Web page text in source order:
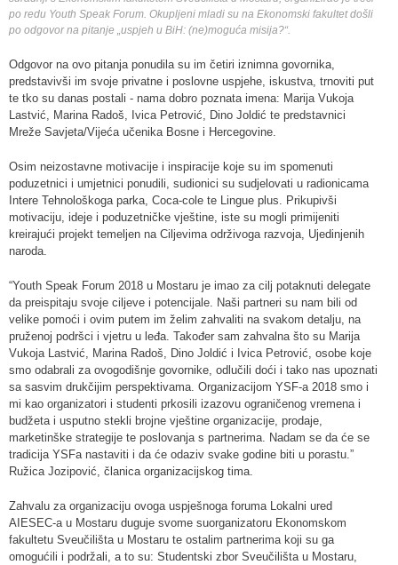
po redu Youth Speak Forum. Okupljeni mladi su na Ekonomski fakultet došli
po odgovor na pitanje „uspjeh u BiH: (ne)moguća misija?“.
Odgovor na ovo pitanja ponudila su im četiri iznimna govornika,
predstavivši im svoje privatne i poslovne uspjehe, iskustva, trnoviti put
te tko su danas postali - nama dobro poznata imena: Marija Vukoja
Lastvić, Marina Radoš, Ivica Petrović, Dino Joldić te predstavnici
Mreže Savjeta/Vijeća učenika Bosne i Hercegovine.
Osim neizostavne motivacije i inspiracije koje su im spomenuti
poduzetnici i umjetnici ponudili, sudionici su sudjelovati u radionicama
Intere Tehnološkoga parka, Coca-cole te Lingue plus. Prikupivši
motivaciju, ideje i poduzetničke vještine, iste su mogli primijeniti
kreirajući projekt temeljen na Ciljevima održivoga razvoja, Ujedinjenih
naroda.
“Youth Speak Forum 2018 u Mostaru je imao za cilj potaknuti delegate
da preispitaju svoje ciljeve i potencijale. Naši partneri su nam bili od
velike pomoći i ovim putem im želim zahvaliti na svakom detalju, na
pruženoj podršci i vjetru u leđa. Također sam zahvalna što su Marija
Vukoja Lastvić, Marina Radoš, Dino Joldić i Ivica Petrović, osobe koje
smo odabrali za ovogodišnje govornike, odlučili doći i tako nas upoznati
sa sasvim drukčijim perspektivama. Organizacijom YSF-a 2018 smo i
mi kao organizatori i studenti prkosili izazovu ograničenog vremena i
budžeta i usputno stekli brojne vještine organizacije, prodaje,
marketinške strategije te poslovanja s partnerima. Nadam se da će se
tradicija YSFa nastaviti i da će odaziv svake godine biti u porastu.”
Ružica Jozipović, članica organizacijskog tima.
Zahvalu za organizaciju ovoga uspješnoga foruma Lokalni ured
AIESEC-a u Mostaru duguje svome suorganizatoru Ekonomskom
fakultetu Sveučilišta u Mostaru te ostalim partnerima koji su ga
omogućili i podržali, a to su: Studentski zbor Sveučilišta u Mostaru,